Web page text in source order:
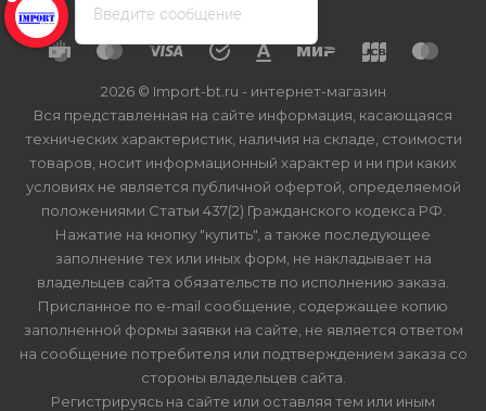
2026 © Import-bt.ru - интернет-магазин
Вся представленная на сайте информация, касающаяся
технических характеристик, наличия на складе, стоимости
товаров, носит информационный характер и ни при каких
условиях не является публичной офертой, определяемой
положениями Статьи 437(2) Гражданского кодекса РФ.
Нажатие на кнопку "купить", а также последующее
заполнение тех или иных форм, не накладывает на
владельцев сайта обязательств по исполнению заказа.
Присланное по e-mail сообщение, содержащее копию
заполненной формы заявки на сайте, не является ответом
на сообщение потребителя или подтверждением заказа со
стороны владельцев сайта.
Регистрируясь на сайте или оставляя тем или иным
Введите сообщение